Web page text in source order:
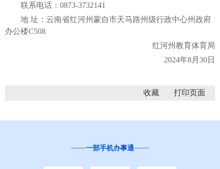
联系电话：0873-3732141
地 址：云南省红河州蒙自市天马路州级行政中心州政府
办公楼C508
红河州教育体育局
2024年8月30日
收藏
一部手机办事通